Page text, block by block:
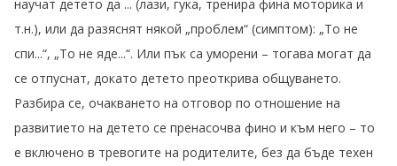
научат детето да ... (лази, гука, тренира фина моторика и
т.н.), или да разяснят някой „проблем“ (симптом): „То не
спи...“, „То не яде...“. Или пък са уморени – тогава могат да
се отпуснат, докато детето преоткрива общуването.
Разбира се, очакването на отговор по отношение на
развитието на детето се пренасочва фино и към него – то
е включено в тревогите на родителите, без да бъде техен